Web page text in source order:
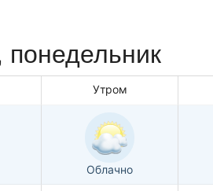
понедельник
Утром
Облачно